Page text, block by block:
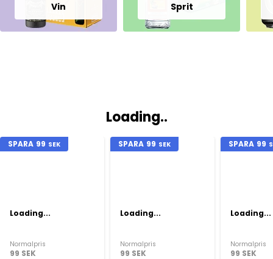
Vin Sprit
Loading..
SPARA 99 SEK
Loading...
Normalpris
99 SEK
SPARA 99 SEK
Loading...
Normalpris
99 SEK
SPARA 99
Loading...
Normalpris
99 SEK